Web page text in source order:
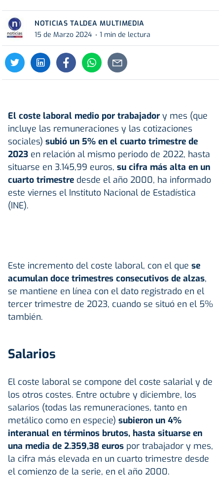
NOTICIAS TALDEA MULTIMEDIA
15 de Marzo 2024
1 min de lectura
El coste laboral medio por trabajador y mes (que
incluye las remuneraciones y las cotizaciones
sociales) subió un 5% en el cuarto trimestre de
2023 en relación al mismo periodo de 2022, hasta
situarse en 3.145,99 euros, su cifra más alta en un
cuarto trimestre desde el año 2000, ha informado
este viernes el Instituto Nacional de Estadística
(INE).
Este incremento del coste laboral, con el que se
acumulan doce trimestres consecutivos de alzas,
se mantiene en línea con el dato registrado en el
tercer trimestre de 2023, cuando se situó en el 5%
también.
Salarios
El coste laboral se compone del coste salarial y de
los otros costes. Entre octubre y diciembre, los
salarios (todas las remuneraciones, tanto en
metálico como en especie) subieron un 4%
interanual en términos brutos, hasta situarse en
una media de 2.359,38 euros por trabajador y mes,
la cifra más elevada en un cuarto trimestre desde
el comienzo de la serie, en el año 2000.